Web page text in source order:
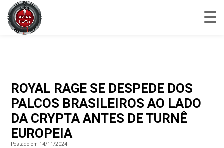
ROYAL RAGE SE DESPEDE DOS
PALCOS BRASILEIROS AO LADO
DA CRYPTA ANTES DE TURNÊ
EUROPEIA
Postado em 14/11/2024